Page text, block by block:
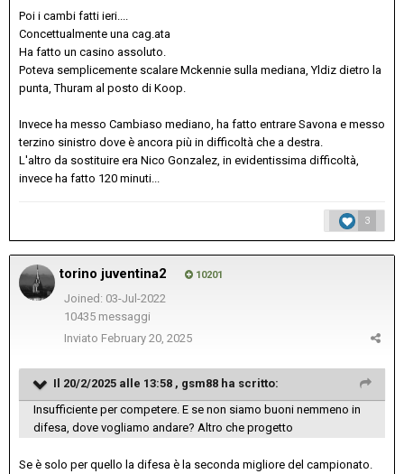
Poi i cambi fatti ieri....
Concettualmente una cag.ata
Ha fatto un casino assoluto.
Poteva semplicemente scalare Mckennie sulla mediana, Yldiz dietro la
punta, Thuram al posto di Koop.
Invece ha messo Cambiaso mediano, ha fatto entrare Savona e messo
terzino sinistro dove è ancora più in difficoltà che a destra.
L'altro da sostituire era Nico Gonzalez, in evidentissima difficoltà,
invece ha fatto 120 minuti...
3
torino juventina2 10201
Joined: 03-Jul-2022
10435 messaggi
Inviato February 20, 2025
Il 20/2/2025 alle 13:58 , gsm88 ha scritto:
Insufficiente per competere. E se non siamo buoni nemmeno in
difesa, dove vogliamo andare? Altro che progetto
Se è solo per quello la difesa è la seconda migliore del campionato.